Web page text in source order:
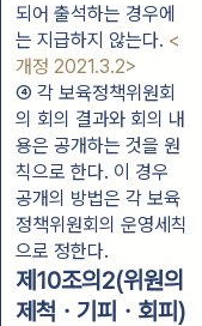
되어 출석하는 경우에
는 지급하지 않는다. <
개정 2021.3.2>
④ 각 보육정책위원회
의 회의 결과와 회의 내
용은 공개하는 것을 원
칙으로 한다. 이 경우
공개의 방법은 각 보육
정책위원회의 운영세칙
으로 정한다.
제10조의2(위원의
제척ㆍ기피ㆍ회피)